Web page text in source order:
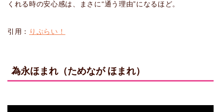
くれる時の安心感は、まさに“通う理由”になるほど。
引用： りぷらい！
為永ほまれ（ためなが ほまれ）